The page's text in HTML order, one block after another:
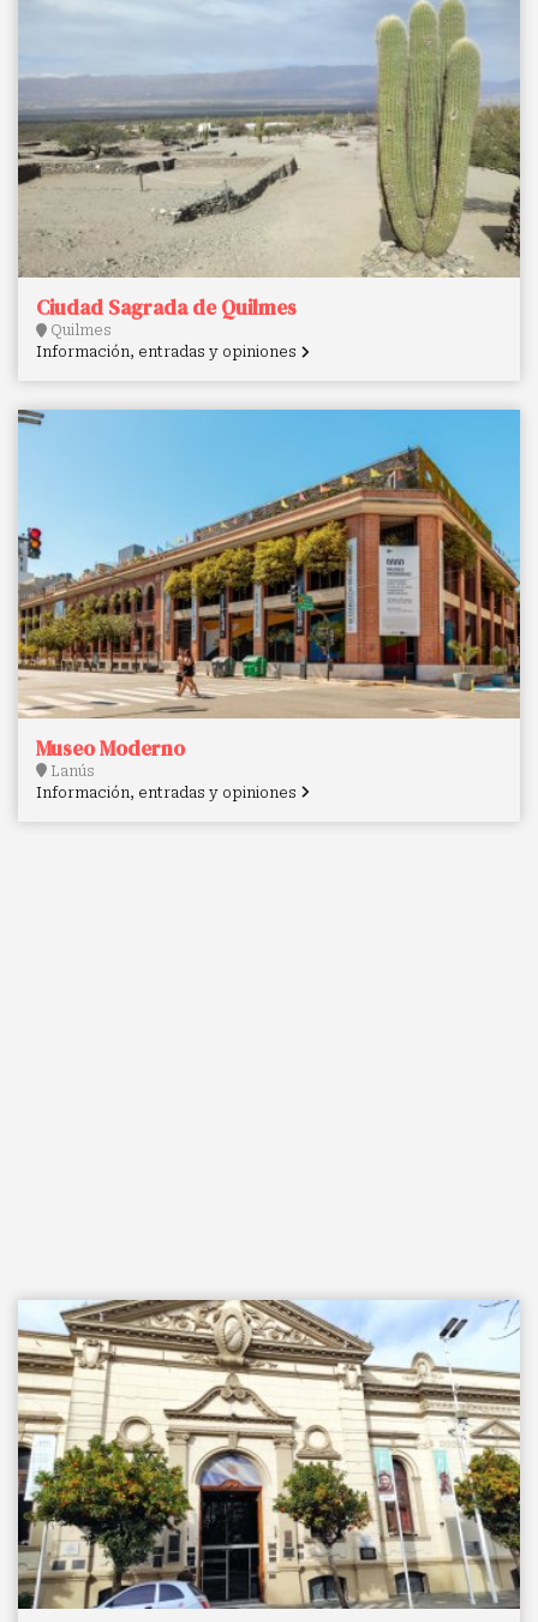
Ciudad Sagrada de Quilmes
Quilmes
Información, entradas y opiniones
Museo Moderno
Lanús
Información, entradas y opiniones